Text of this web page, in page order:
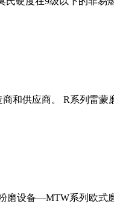
和供应商。 R系列雷
设备—MTW系列欧式